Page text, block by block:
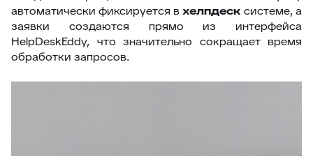
автоматически фиксируется вхелпдеск системе, а
заявки создаются прямо из интерфейса
HelpDeskEddy, что значительно сокращает время
обработки запросов.